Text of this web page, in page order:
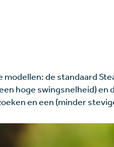
modellen: de standaard
hoge swingsnelheid) en
en een (minder